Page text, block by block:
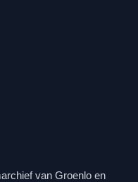
van Groenlo en